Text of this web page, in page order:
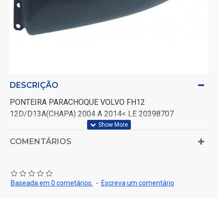
DESCRIÇÃO
PONTEIRA PARACHOQUE VOLVO FH12
12D/D13A(CHAPA) 2004 A 2014< LE 20398707
COMENTÁRIOS
Baseada em 0 cometários. - Escreva um comentário